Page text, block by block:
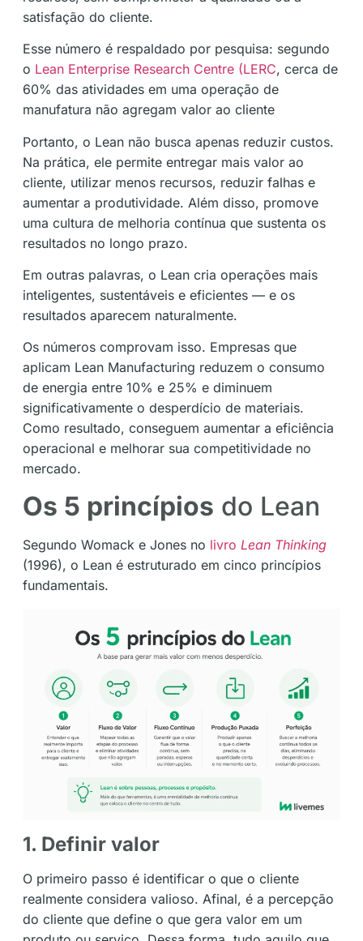
satisfação do cliente.
Esse número é respaldado por pesquisa: segundo
o Lean Enterprise Research Centre (LERC, cerca de
60% das atividades em uma operação de
manufatura não agregam valor ao cliente
Portanto, o Lean não busca apenas reduzir custos.
Na prática, ele permite entregar mais valor ao
cliente, utilizar menos recursos, reduzir falhas e
aumentar a produtividade. Além disso, promove
uma cultura de melhoria contínua que sustenta os
resultados no longo prazo.
Em outras palavras, o Lean cria operações mais
inteligentes, sustentáveis e eficientes — e os
resultados aparecem naturalmente.
Os números comprovam isso. Empresas que
aplicam Lean Manufacturing reduzem o consumo
de energia entre 10% e 25% e diminuem
significativamente o desperdício de materiais.
Como resultado, conseguem aumentar a eficiência
operacional e melhorar sua competitividade no
mercado.
Os 5 princípios do Lean
Segundo Womack e Jones no livro Lean Thinking
(1996), o Lean é estruturado em cinco princípios
fundamentais.
1. Definir valor
O primeiro passo é identificar o que o cliente
realmente considera valioso. Afinal, é a percepção
do cliente que define o que gera valor em um